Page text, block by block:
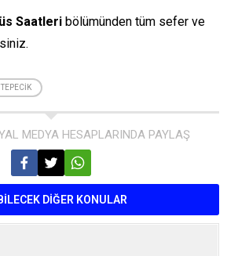
Saatleri bölümünden tüm sefer ve
MEDYA HESAPLARINDA PAYLAŞ
DİĞER KONULAR